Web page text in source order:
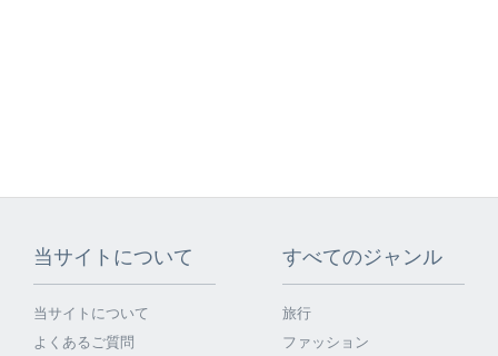
当サイトについて
当サイトについて
よくあるご質問
すべてのジャンル
旅行
ファッション